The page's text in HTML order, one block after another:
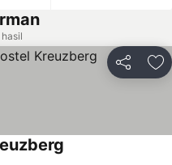
Bagikan